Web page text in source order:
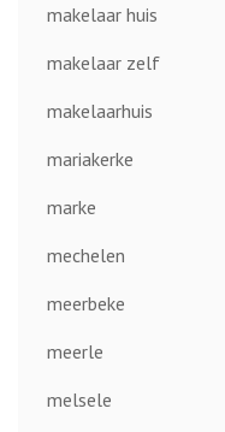
makelaar huis
makelaar zelf
makelaarhuis
mariakerke
marke
mechelen
meerbeke
meerle
melsele